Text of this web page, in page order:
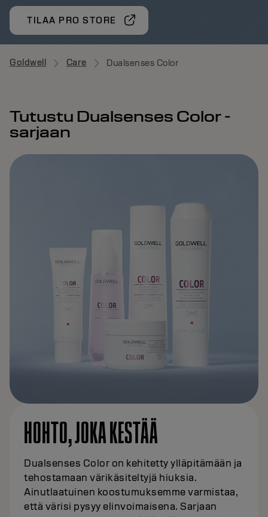
TILAA PRO STORE
Goldwell Care Dualsenses Color
Tutustu Dualsenses Color -
sarjaan
HOHTO, JOKA KESTÄÄ
Dualsenses Color on kehitetty ylläpitämään ja
tehostamaan värikäsiteltyjä hiuksia.
Ainutlaatuinen koostumuksemme varmistaa,
että värisi pysyy elinvoimaisena. Sarjaan